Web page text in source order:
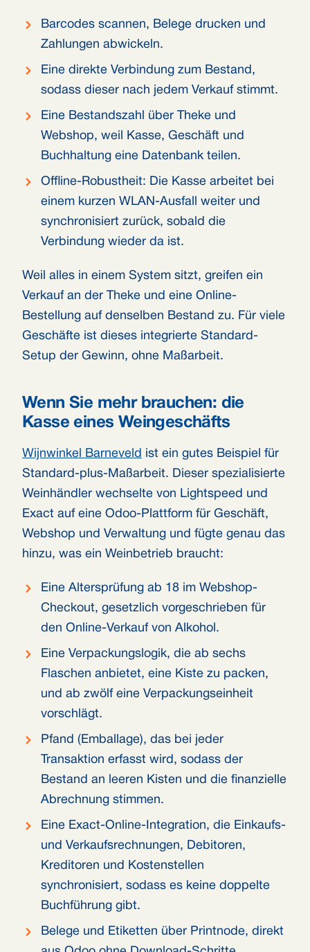
Barcodes scannen, Belege drucken und
Zahlungen abwickeln.
Eine direkte Verbindung zum Bestand,
sodass dieser nach jedem Verkauf stimmt.
Eine Bestandszahl über Theke und
Webshop, weil Kasse, Geschäft und
Buchhaltung eine Datenbank teilen.
Offline-Robustheit: Die Kasse arbeitet bei
einem kurzen WLAN-Ausfall weiter und
synchronisiert zurück, sobald die
Verbindung wieder da ist.
Weil alles in einem System sitzt, greifen ein
Verkauf an der Theke und eine Online-
Bestellung auf denselben Bestand zu. Für viele
Geschäfte ist dieses integrierte Standard-
Setup der Gewinn, ohne Maßarbeit.
Wenn Sie mehr brauchen: die
Kasse eines Weingeschäfts
Wijnwinkel Barneveld ist ein gutes Beispiel für
Standard-plus-Maßarbeit. Dieser spezialisierte
Weinhändler wechselte von Lightspeed und
Exact auf eine Odoo-Plattform für Geschäft,
Webshop und Verwaltung und fügte genau das
hinzu, was ein Weinbetrieb braucht:
Eine Altersprüfung ab 18 im Webshop-
Checkout, gesetzlich vorgeschrieben für
den Online-Verkauf von Alkohol.
Eine Verpackungslogik, die ab sechs
Flaschen anbietet, eine Kiste zu packen,
und ab zwölf eine Verpackungseinheit
vorschlägt.
Pfand (Emballage), das bei jeder
Transaktion erfasst wird, sodass der
Bestand an leeren Kisten und die finanzielle
Abrechnung stimmen.
Eine Exact-Online-Integration, die Einkaufs-
und Verkaufsrechnungen, Debitoren,
Kreditoren und Kostenstellen
synchronisiert, sodass es keine doppelte
Buchführung gibt.
Belege und Etiketten über Printnode, direkt